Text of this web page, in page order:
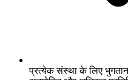
प्रत्येक संस्था के लिए भुगतान